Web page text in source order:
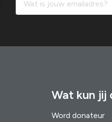
Wat kun jij
Word donateur